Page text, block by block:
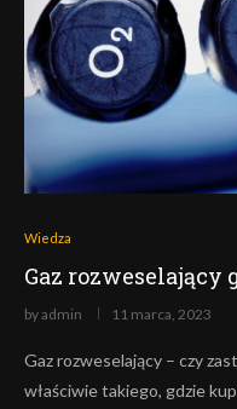
Wiedza
Gaz rozweselający
byadmin 11 marca, 2023
Gaz rozweselający – czy
właściwie takiego, gdzie